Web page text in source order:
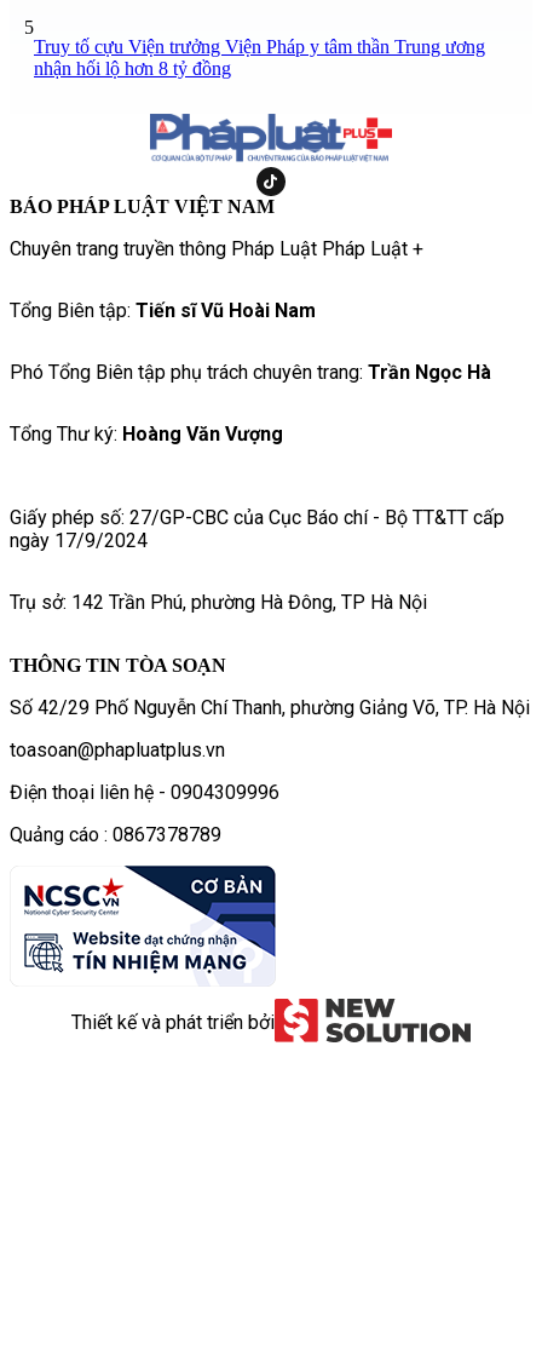
5
Truy tố cựu Viện trưởng Viện Pháp y tâm thần Trung ương
nhận hối lộ hơn 8 tỷ đồng
BÁO PHÁP LUẬT VIỆT NAM
Chuyên trang truyền thông Pháp Luật Pháp Luật +
Tổng Biên tập: Tiến sĩ Vũ Hoài Nam
Phó Tổng Biên tập phụ trách chuyên trang: Trần Ngọc Hà
Tổng Thư ký: Hoàng Văn Vượng
Giấy phép số: 27/GP-CBC của Cục Báo chí - Bộ TT&TT cấp
ngày 17/9/2024
Trụ sở: 142 Trần Phú, phường Hà Đông, TP Hà Nội
THÔNG TIN TÒA SOẠN
Số 42/29 Phố Nguyễn Chí Thanh, phường Giảng Võ, TP. Hà Nội
toasoan@phapluatplus.vn
Điện thoại liên hệ - 0904309996
Quảng cáo : 0867378789
Thiết kế và phát triển bởi